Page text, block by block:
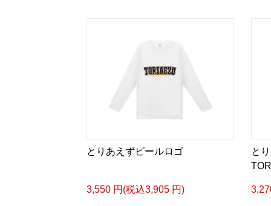
とりあえずビールロゴ
3,550 円(税込3,905 円)
と